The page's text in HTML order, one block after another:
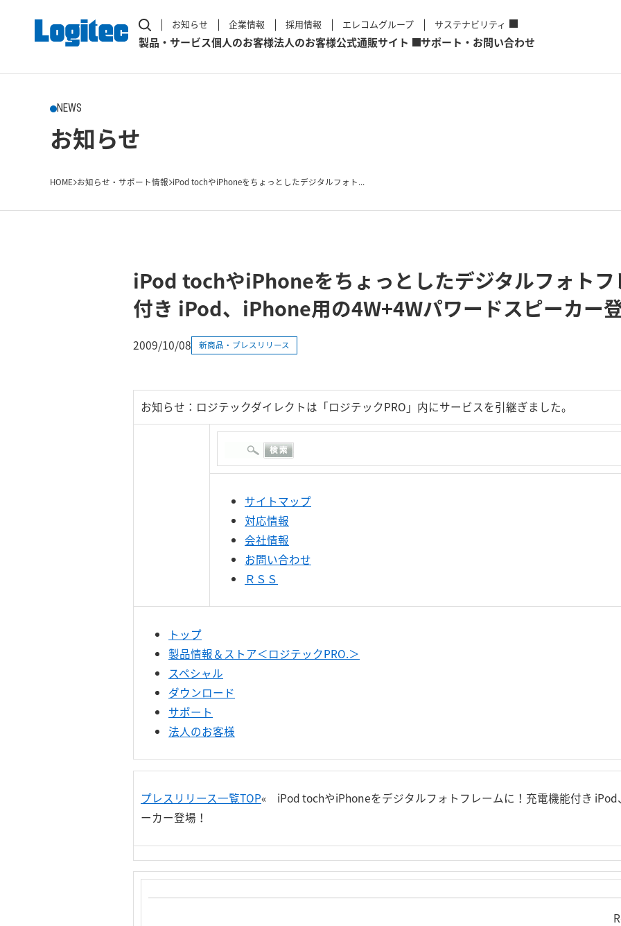
お知らせ 企業情報 採用情報 エレコムグループ サステナビリティ
製品・サービス個人のお客様法人のお客様公式通販サイト サポート・お問い合わせ
NEWS
お知らせ
HOME お知らせ・サポート情報 iPod tochやiPhoneをちょっとしたデジタルフォト...
iPod tochやiPhoneをちょっとしたデジタルフォトフ
付き iPod、iPhone用の4W+4Wパワードスピーカー
2009/10/08 新商品・プレスリリース
お知らせ：ロジテックダイレクトは「ロジテックPRO」内にサービスを引継ぎました。
サイトマップ
対応情報
会社情報
お問い合わせ
ＲＳＳ
トップ
製品情報＆ストア＜ロジテックPRO.＞
スペシャル
ダウンロード
サポート
法人のお客様
プレスリリース一覧TOP« iPod tochやiPhoneをデジタルフォトフレームに！充電機能付き iPod
ーカー登場！